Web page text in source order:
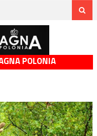
POLONIA